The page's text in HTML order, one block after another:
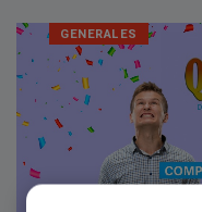
GENERALES